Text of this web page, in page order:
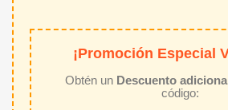
¡Promoción Especial
Obtén un Descuento
código: